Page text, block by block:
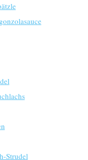
Strudel